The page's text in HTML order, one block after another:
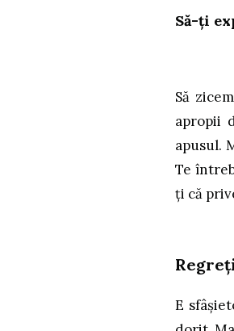
Să-ți
Să
apropii
apusul.
Te
ți că
E